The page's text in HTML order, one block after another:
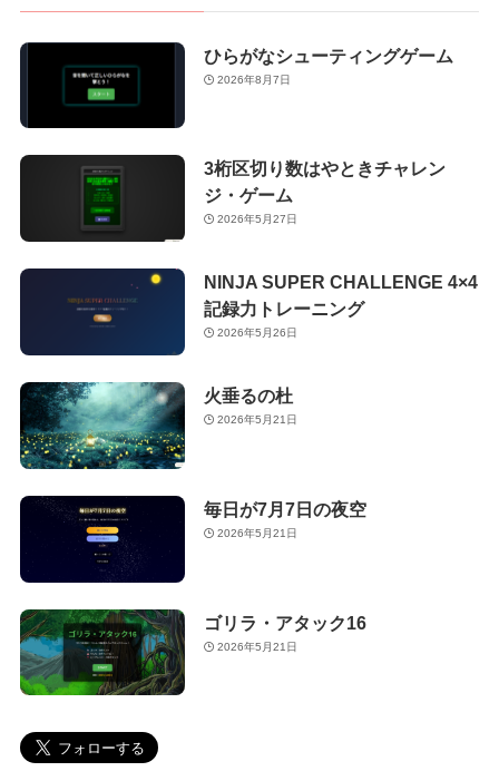
ひらがなシューティングゲーム
2026年8月7日
3桁区切り数はやときチャレン
ジ・ゲーム
2026年5月27日
NINJA SUPER CHALLENGE 4×4
記録力トレーニング
2026年5月26日
火垂るの杜
2026年5月21日
毎日が7月7日の夜空
2026年5月21日
ゴリラ・アタック16
2026年5月21日